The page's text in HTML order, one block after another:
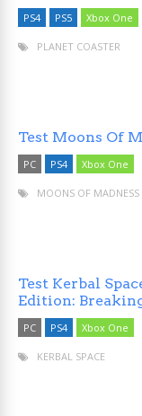
PS4 PS5 Xbox One
PLANET COASTER
Test Moons Of
PC PS4 Xbox One
MOONS OF MADNESS
Test Kerbal
Edition:
PC PS4 Xbox One
KERBAL SPACE